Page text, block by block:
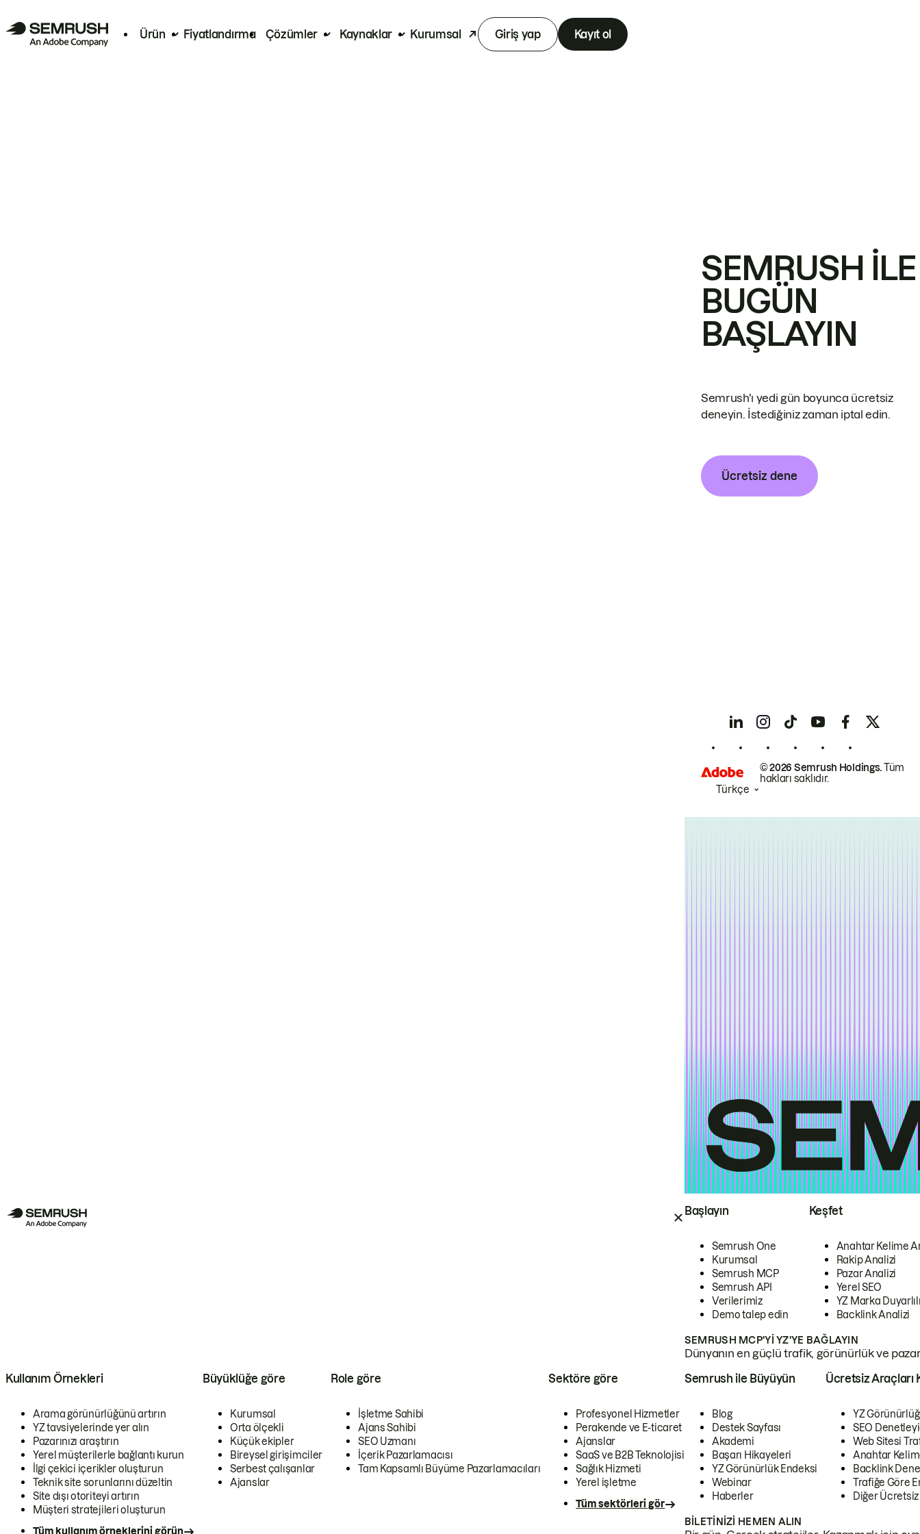
Ürün Fiyatlandırma Çözümler Kaynaklar Kurumsal Giriş yap Kayıt ol
Başlayın
Semrush One
Kurumsal
Semrush MCP
Semrush API
Verilerimiz
Demo talep edin
Keşfet
Anahtar Kelime
Rakip Analizi
Pazar Analizi
Yerel SEO
YZ Marka
Backlink Analizi
SEMRUSH MCP'YI YZ'YE BAĞLAYIN
Dünyanın en güçlü trafik, görünürlük ve
Kullanım Örnekleri
Arama görünürlüğünü artırın
YZ tavsiyelerinde yer alın
Pazarınızı araştırın
Yerel müşterilerle bağlantı kurun
İlgi çekici içerikler oluşturun
Teknik site sorunlarını düzeltin
Site dışı otoriteyi artırın
Müşteri stratejileri oluşturun
Tüm kullanım örneklerini görün
Büyüklüğe göre
Kurumsal
Orta ölçekli
Küçük ekipler
Bireysel girişimciler
Serbest çalışanlar
Ajanslar
Role göre
İşletme Sahibi
Ajans Sahibi
SEO Uzmanı
İçerik Pazarlamacısı
Tam Kapsamlı Büyüme Pazarlamacıları
Sektöre göre
Profesyonel Hizmetler
Perakende ve E-ticaret
Ajanslar
SaaS ve B2B Teknolojisi
Sağlık Hizmeti
Yerel işletme
Tüm sektörleri gör
Semrush ile Büyüyün
Blog
Destek Sayfası
Akademi
Başarı Hikayeleri
YZ Görünürlük Endeksi
Webinar
Haberler
Ücretsiz Araçları
YZ
SEO
Web Sitesi
Anahtar
Backlink
Trafiğe Göre
Diğer
BILETINIZI HEMEN ALIN
SEMRUSH ILE
BUGÜN
BAŞLAYIN
Semrush'ı yedi gün boyunca ücretsiz
deneyin. İstediğiniz zaman iptal edin.
Ücretsiz dene
© 2026 Semrush Holdings.Tüm
hakları saklıdır.
Türkçe